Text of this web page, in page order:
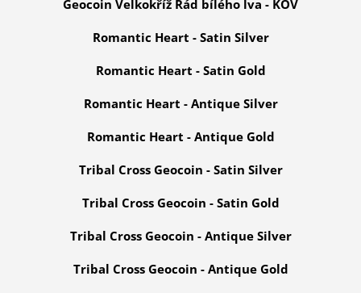
Geocoin Velkokříž Řád bílého lva - KOV
Romantic Heart - Satin Silver
Romantic Heart - Satin Gold
Romantic Heart - Antique Silver
Romantic Heart - Antique Gold
Tribal Cross Geocoin - Satin Silver
Tribal Cross Geocoin - Satin Gold
Tribal Cross Geocoin - Antique Silver
Tribal Cross Geocoin - Antique Gold